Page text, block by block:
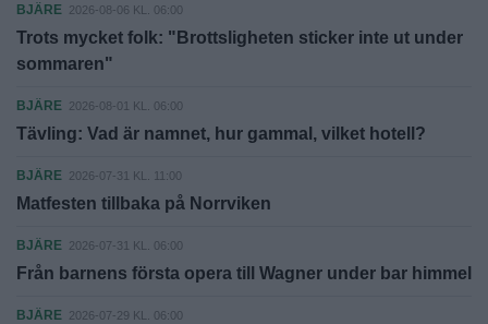
BJÄRE 2026-08-06 KL. 06:00
Trots mycket folk: "Brottsligheten sticker inte ut under
sommaren"
BJÄRE 2026-08-01 KL. 06:00
Tävling: Vad är namnet, hur gammal, vilket hotell?
BJÄRE 2026-07-31 KL. 11:00
Matfesten tillbaka på Norrviken
BJÄRE 2026-07-31 KL. 06:00
Från barnens första opera till Wagner under bar himmel
BJÄRE 2026-07-29 KL. 06:00